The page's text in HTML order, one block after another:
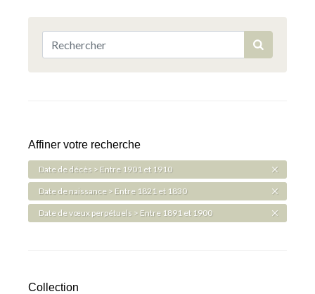
Affiner votre recherche
Date de décès > Entre 1901 et 1910
Date de naissance > Entre 1821 et 1830
Date de vœux perpétuels > Entre 1891 et 1900
Collection